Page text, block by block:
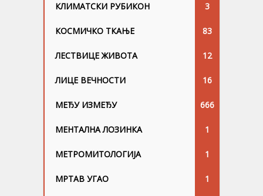
КЛИМАТСКИ РУБИКОН 3
КОСМИЧКО ТКАЊЕ 83
ЛЕСТВИЦЕ ЖИВОТА 12
ЛИЦЕ ВЕЧНОСТИ 16
МЕЂУ ИЗМЕЂУ 666
МЕНТАЛНА ЛОЗИНКА 1
МЕТРОМИТОЛОГИЈА 1
МРТАВ УГАО 1